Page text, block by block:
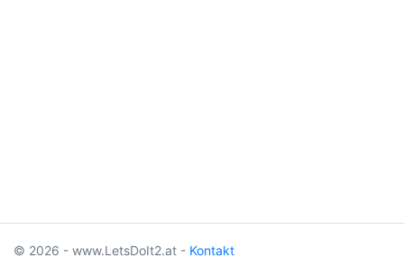
© 2026 - www.LetsDoIt2.at - Kontakt